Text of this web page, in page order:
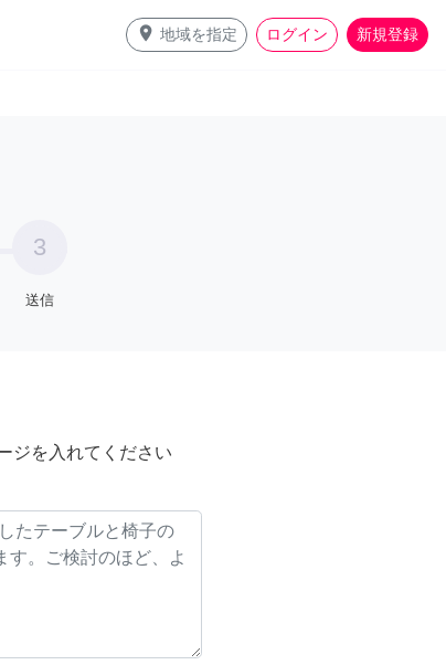
place 地域を指定 ログイン 新規登録
3
送信
ジを入れてください